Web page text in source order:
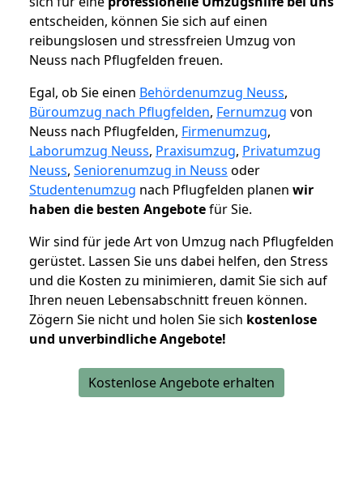
entscheiden, können Sie sich auf einen
reibungslosen und stressfreien Umzug von
Neuss nach Pflugfelden freuen.
Egal, ob Sie einen Behördenumzug Neuss,
Büroumzug nach Pflugfelden, Fernumzug von
Neuss nach Pflugfelden, Firmenumzug,
Laborumzug Neuss, Praxisumzug, Privatumzug
Neuss, Seniorenumzug in Neuss oder
Studentenumzug nach Pflugfelden planen wir
haben die besten Angebotefür Sie.
Wir sind für jede Art von Umzug nach Pflugfelden
gerüstet. Lassen Sie uns dabei helfen, den Stress
und die Kosten zu minimieren, damit Sie sich auf
Ihren neuen Lebensabschnitt freuen können.
Zögern Sie nicht und holen Sie sich kostenlose
und unverbindliche Angebote!
Kostenlose Angebote erhalten